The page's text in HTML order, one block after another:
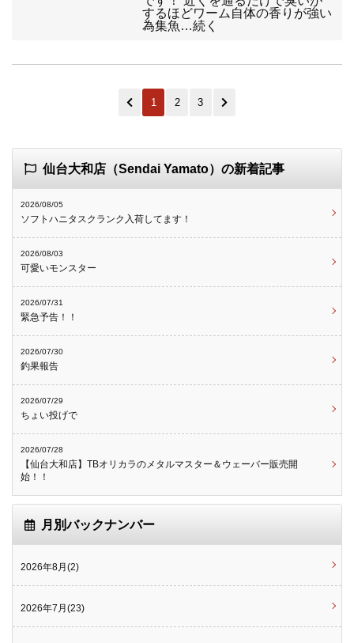
するほどワーム自体の香りが強い
為集魚…続く
1 2 3
仙台大和店（Sendai Yamato）の新着記事
2026/08/05
ソフトハニタスクランク入荷してます！
2026/08/03
可愛いモンスター
2026/07/31
緊急予告！！
2026/07/30
釣果報告
2026/07/29
ちょい投げで
2026/07/28
【仙台大和店】TBオリカラのメタルマスター＆ウェーバー販売開
始！！
月別バックナンバー
2026年8月(2)
2026年7月(23)